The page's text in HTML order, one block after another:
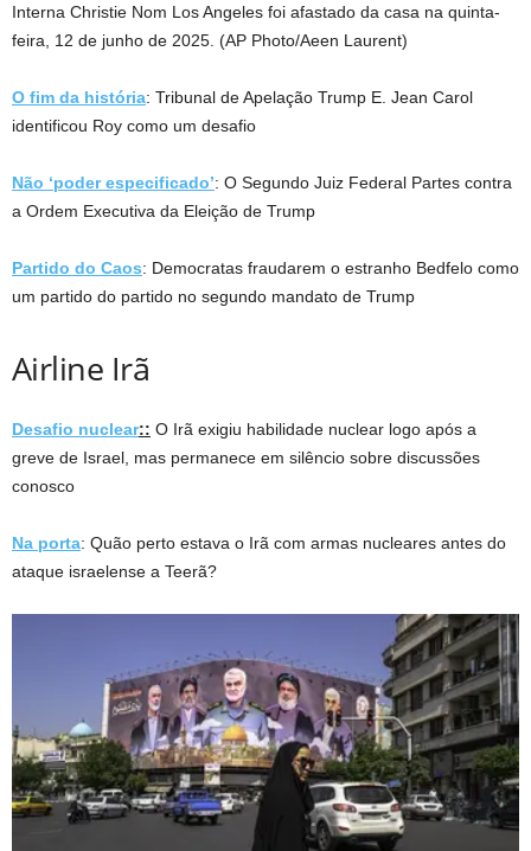
Interna Christie Nom Los Angeles foi afastado da casa na quinta-
feira, 12 de junho de 2025. (AP Photo/Aeen Laurent)
O fim da história: Tribunal de Apelação Trump E. Jean Carol
identificou Roy como um desafio
Não ‘poder especificado’: O Segundo Juiz Federal Partes contra
a Ordem Executiva da Eleição de Trump
Partido do Caos: Democratas fraudarem o estranho Bedfelo como
um partido do partido no segundo mandato de Trump
Airline Irã
Desafio nuclear:: O Irã exigiu habilidade nuclear logo após a
greve de Israel, mas permanece em silêncio sobre discussões
conosco
Na porta: Quão perto estava o Irã com armas nucleares antes do
ataque israelense a Teerã?